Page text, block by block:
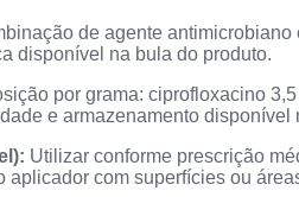
de agente
disponível na bula do produto.
por grama: ciprofloxacino
e armazenamento disponível
Utilizar conforme prescrição
aplicador com superfícies ou